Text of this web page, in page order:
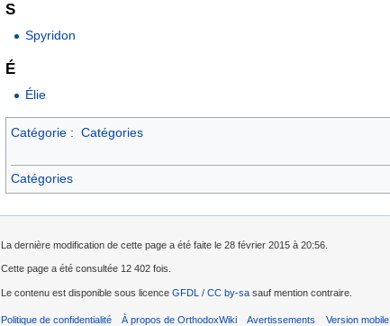
S
Spyridon
É
Élie
Catégorie : Catégories
Catégories
La dernière modification de cette page a été faite le 28 février 2015 à 20:56.
Cette page a été consultée 12 402 fois.
Le contenu est disponible sous licence GFDL / CC by-sa sauf mention contraire.
Politique de confidentialité À propos de OrthodoxWiki Avertissements Version mobile